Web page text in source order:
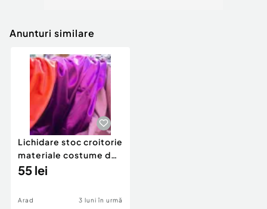
Anunturi similare
Lichidare stoc croitorie
materiale costume de
baie & lenjerie intimă
55 lei
Arad 3 luni în urmă